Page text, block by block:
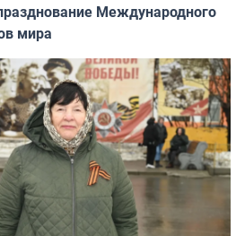
Международного
мира